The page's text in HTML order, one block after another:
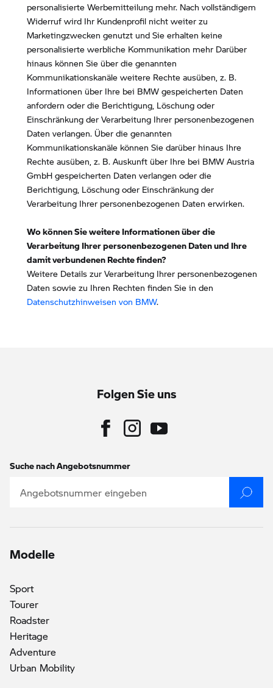
personalisierte Werbemitteilung mehr. Nach vollständigem
Widerruf wird Ihr Kundenprofil nicht weiter zu
Marketingzwecken genutzt und Sie erhalten keine
personalisierte werbliche Kommunikation mehr Darüber
hinaus können Sie über die genannten
Kommunikationskanäle weitere Rechte ausüben, z. B.
Informationen über Ihre bei BMW gespeicherten Daten
anfordern oder die Berichtigung, Löschung oder
Einschränkung der Verarbeitung Ihrer personenbezogenen
Daten verlangen. Über die genannten
Kommunikationskanäle können Sie darüber hinaus Ihre
Rechte ausüben, z. B. Auskunft über Ihre bei BMW Austria
GmbH gespeicherten Daten verlangen oder die
Berichtigung, Löschung oder Einschränkung der
Verarbeitung Ihrer personenbezogenen Daten erwirken.
Wo können Sie weitere Informationen über die
Verarbeitung Ihrer personenbezogenen Daten und Ihre
damit verbundenen Rechte finden?
Weitere Details zur Verarbeitung Ihrer personenbezogenen
Daten sowie zu Ihren Rechten finden Sie in den
Datenschutzhinweisen von BMW.
Folgen Sie uns
Suche nach Angebotsnummer
Modelle
Sport
Tourer
Roadster
Heritage
Adventure
Urban Mobility